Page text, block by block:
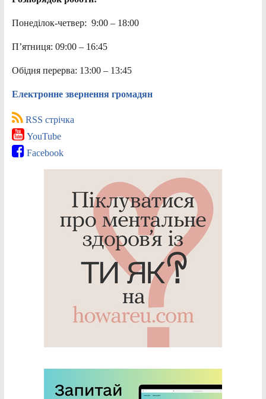
Понеділок-четвер: 9:00 – 18:00
П’ятниця: 09:00 – 16:45
Обідня перерва: 13:00 – 13:45
Електронне звернення громадян
RSS стрічка
YouTube
Facebook